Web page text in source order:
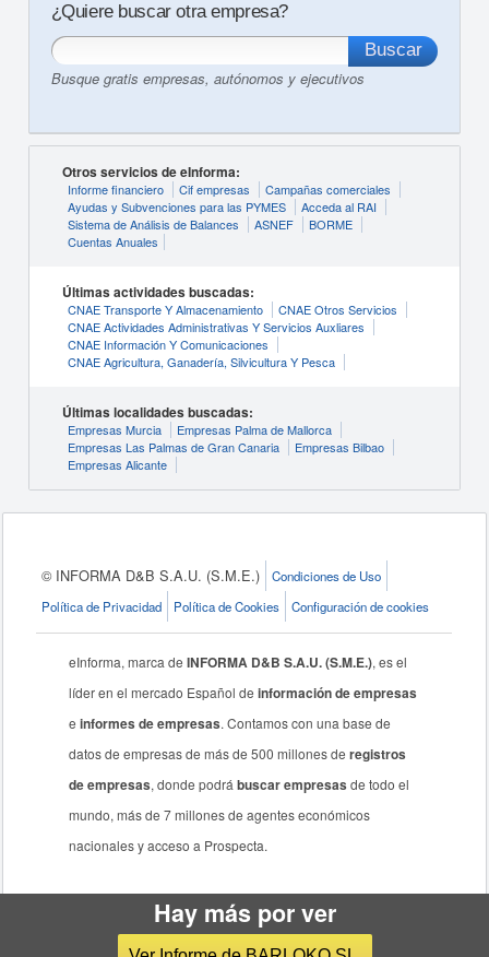
¿Quiere buscar otra empresa?
Busque gratis empresas, autónomos y ejecutivos
Otros servicios de eInforma:
Informe financiero Cif empresas
Campañas comerciales
Ayudas y Subvenciones para las PYMES
Acceda al RAI
Sistema de Análisis de Balances
ASNEF
BORME
Cuentas Anuales
Últimas actividades buscadas:
CNAE Transporte Y Almacenamiento
CNAE Otros Servicios
CNAE Actividades Administrativas Y Servicios Auxliares
CNAE Información Y Comunicaciones
CNAE Agricultura, Ganadería, Silvicultura Y Pesca
Últimas localidades buscadas:
Empresas Murcia
Empresas Palma de Mallorca
Empresas Las Palmas de Gran Canaria
Empresas Bilbao
Empresas Alicante
© INFORMA D&B S.A.U. (S.M.E.)
Condiciones de Uso
Política de Privacidad
Política de Cookies Configuración de cookies
eInforma, marca deINFORMA D&B S.A.U. (S.M.E.), es el
líder en el mercado Español deinformación de empresas
einformes de empresas. Contamos con una base de
datos de empresas de más de 500 millones deregistros
de empresas, donde podrábuscar empresas de todo el
mundo, más de 7 millones de agentes económicos
nacionales y acceso a Prospecta.
Hay más por ver